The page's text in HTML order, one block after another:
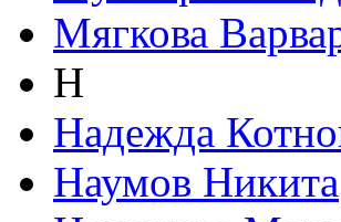
Мягкова
Н
Надежда
Наумов Никита